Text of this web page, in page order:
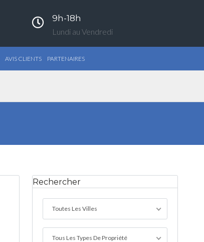
9h-18h
Lundi au Vendredi
AVIS CLIENTS PARTENAIRES
Rechercher
Toutes Les Villes
Tous Les Types De Propriété